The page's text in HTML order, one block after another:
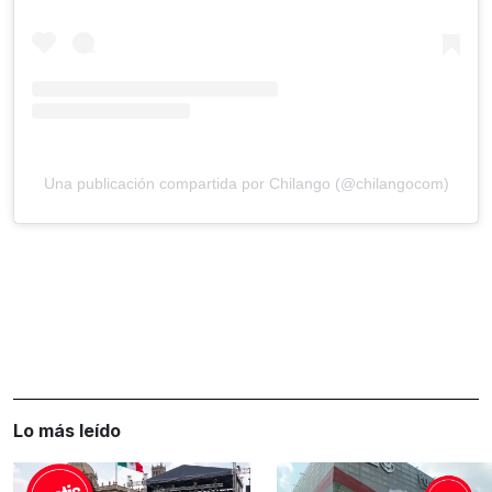
Una publicación compartida por Chilango (@chilangocom)
Lo más leído